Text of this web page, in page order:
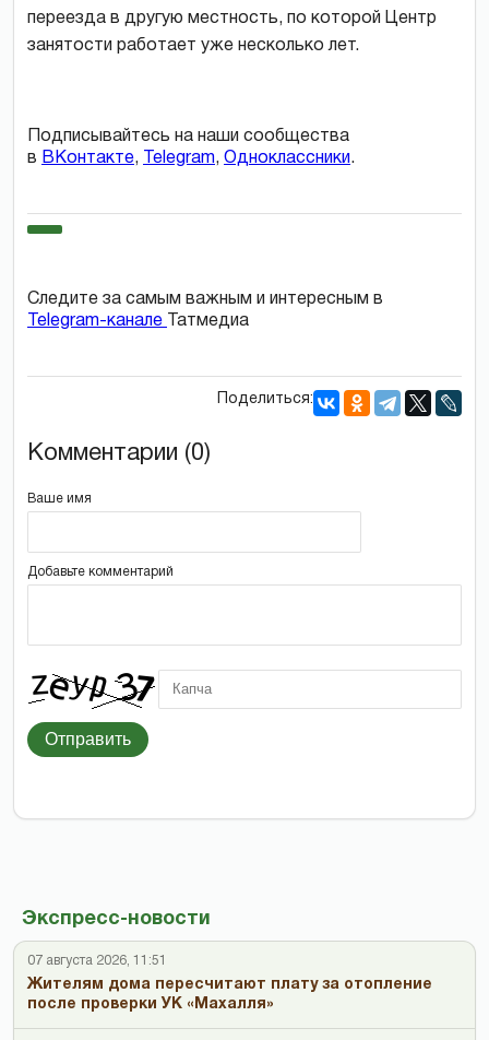
Экспресс-новости
07 августа 2026, 11:51
Жителям дома пересчитают плату за отопление
после проверки УК «Махалля»
переезда в другую местность, по которой Центр
занятости работает уже несколько лет.
Подписывайтесь на наши сообщества
в ВКонтакте, Telegram, Одноклассники.
Следите за самым важным и интересным в
Telegram-канале
Татмедиа
Поделиться:
Комментарии (0)
Ваше имя
Добавьте комментарий
Отправить